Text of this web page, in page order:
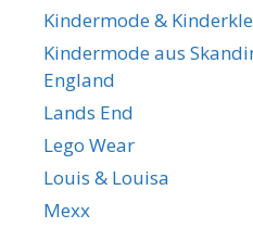
Kindermode &
Kindermode aus
England
Lands End
Lego Wear
Louis & Louisa
Mexx